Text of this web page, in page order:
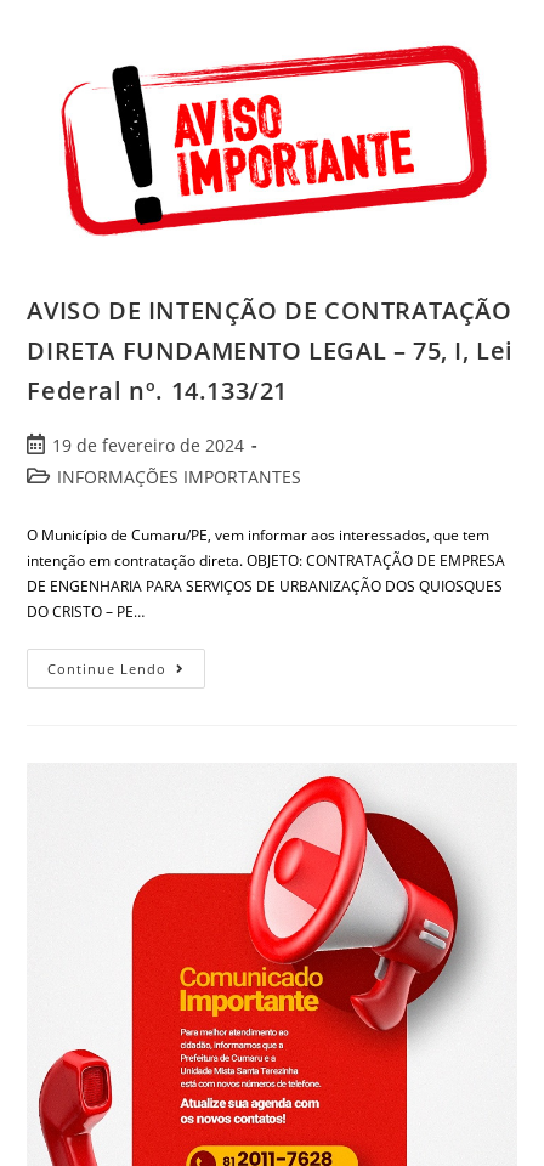
AVISO DE INTENÇÃO DE CONTRATAÇÃO
DIRETA FUNDAMENTO LEGAL – 75, I, Lei
Federal nº. 14.133/21
19 de fevereiro de 2024
INFORMAÇÕES IMPORTANTES
O Município de Cumaru/PE, vem informar aos interessados, que tem
intenção em contratação direta. OBJETO: CONTRATAÇÃO DE EMPRESA
DE ENGENHARIA PARA SERVIÇOS DE URBANIZAÇÃO DOS QUIOSQUES
DO CRISTO – PE…
Continue Lendo